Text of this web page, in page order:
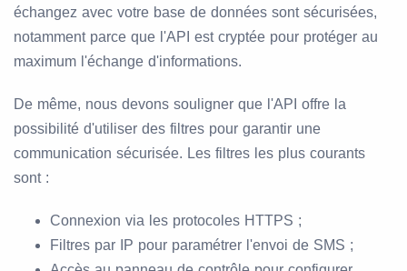
échangez avec votre base de données sont sécurisées,
notamment parce que l'API est cryptée pour protéger au
maximum l'échange d'informations.
De même, nous devons souligner que l'API offre la
possibilité d'utiliser des filtres pour garantir une
communication sécurisée. Les filtres les plus courants
sont :
Connexion via les protocoles HTTPS ;
Filtres par IP pour paramétrer l'envoi de SMS ;